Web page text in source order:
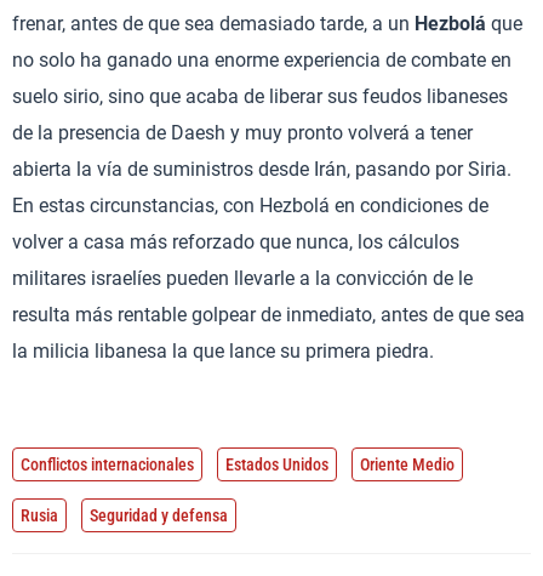
frenar, antes de que sea demasiado tarde, a un Hezbolá que
no solo ha ganado una enorme experiencia de combate en
suelo sirio, sino que acaba de liberar sus feudos libaneses
de la presencia de Daesh y muy pronto volverá a tener
abierta la vía de suministros desde Irán, pasando por Siria.
En estas circunstancias, con Hezbolá en condiciones de
volver a casa más reforzado que nunca, los cálculos
militares israelíes pueden llevarle a la convicción de le
resulta más rentable golpear de inmediato, antes de que sea
la milicia libanesa la que lance su primera piedra.
Conflictos internacionales Estados Unidos Oriente Medio
Rusia Seguridad y defensa